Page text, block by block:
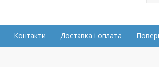
Контакти Доставка і оплата